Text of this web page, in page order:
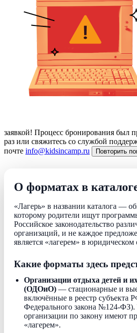
заявкой! Процесс бронирования был
раз или свяжитесь со службой
почте info@kidsincamp.ru Повторить
О форматах в
«Лагерь» в названии каталога —
которому родители ищут
Российское законодательство
организаций, и не каждое
является «лагерем» в юридическом
Какие форматы здесь
Организации отдыха детей и
(ОДОиО) — стационарные и
включённые в реестр субъекта
Федерального закона №124-ФЗ).
организации по закону имеют
«лагерем».